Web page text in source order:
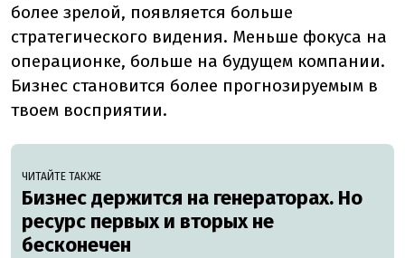
более зрелой, появляется больше
стратегического видения. Меньше фокуса на
операционке, больше на будущем компании.
Бизнес становится более прогнозируемым в
твоем восприятии.
ЧИТАЙТЕ ТАКЖЕ
Бизнес держится на генераторах. Но
ресурс первых и вторых не
бесконечен